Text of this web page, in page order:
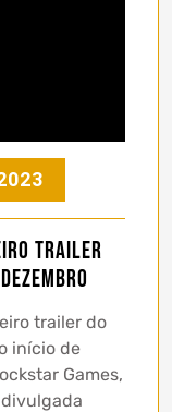
trailer
trailer do
início de
Games,